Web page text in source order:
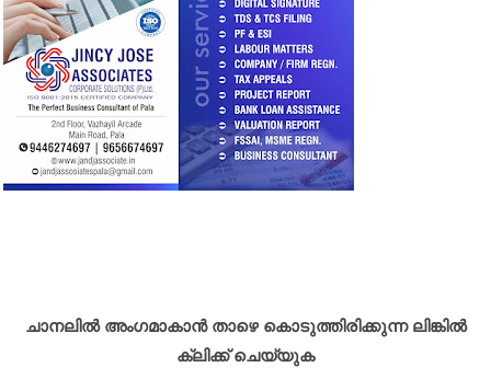
ചാനലിൽ അംഗമാകാൻ താഴെ കൊടുത്തിരിക്കുന്ന ലിങ്കിൽ
ക്ലിക്ക് ചെയ്യുക